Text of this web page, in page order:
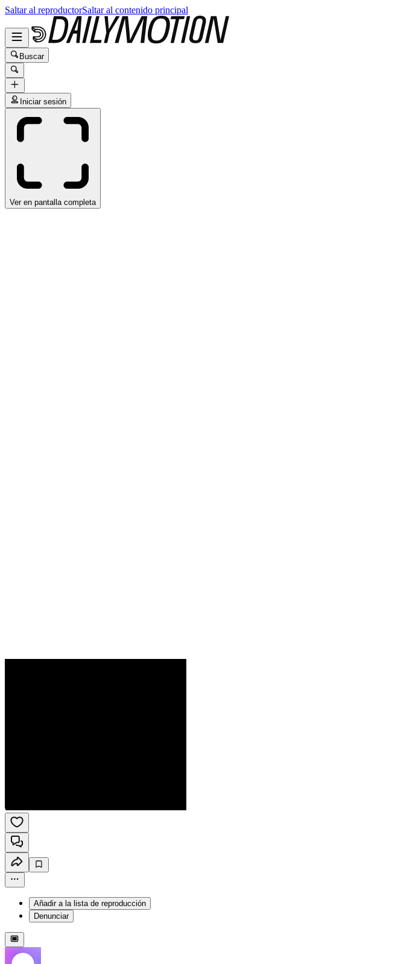
Saltar al reproductorSaltar al contenido principal
Buscar
Iniciar sesión
Ver en pantalla completa
Añadir a la lista de reproducción
Denunciar